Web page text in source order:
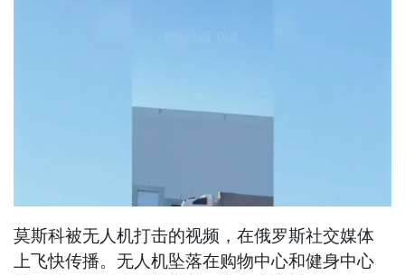
莫斯科被无人机打击的视频，在俄罗斯社交媒体
上飞快传播。无人机坠落在购物中心和健身中心